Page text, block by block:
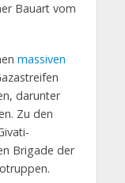
Bauart vom
massiven
darunter
Zu den
Brigade der